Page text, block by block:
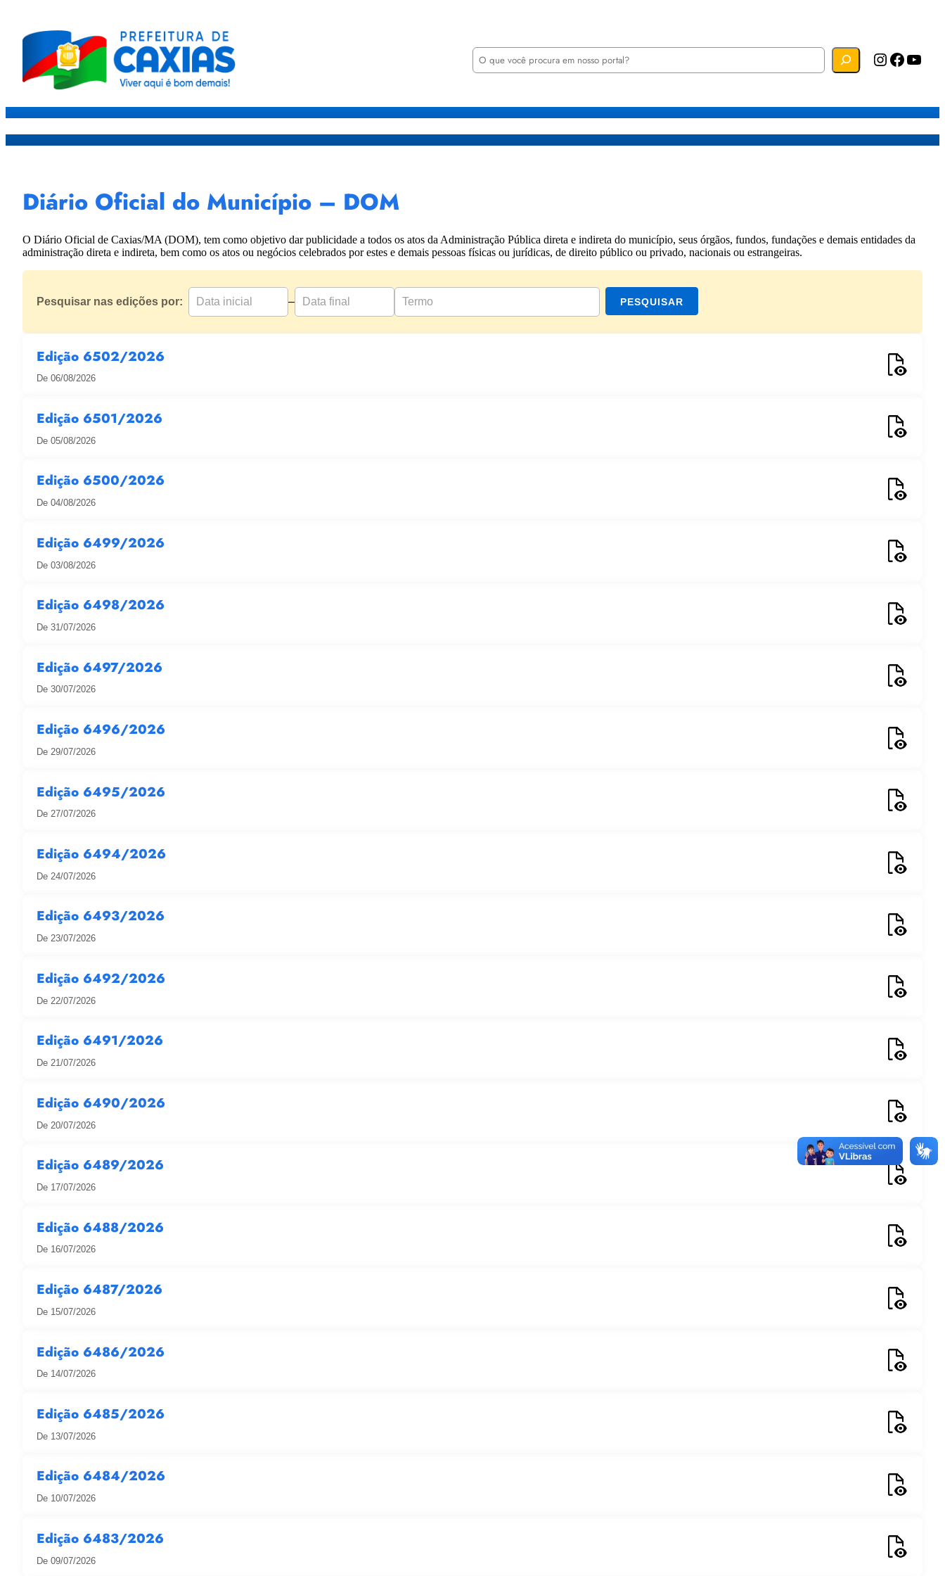
P
i
Instagram Facebook YouTube
Diário Oficial do Município – DOM
O Diário Oficial de Caxias/MA (DOM), tem como objetivo dar publicidade a todos os atos da Administração Pública direta e indireta do município, seus órgãos, fundos, fundações e demais entidades da
administração direta e indireta, bem como os atos ou negócios celebrados por estes e demais pessoas físicas ou jurídicas, de direito público ou privado, nacionais ou estrangeiras.
Pesquisar nas edições por: – PESQUISAR
Edição 6502/2026
De 06/08/2026
Edição 6501/2026
De 05/08/2026
Edição 6500/2026
De 04/08/2026
Edição 6499/2026
De 03/08/2026
Edição 6498/2026
De 31/07/2026
Edição 6497/2026
De 30/07/2026
Edição 6496/2026
De 29/07/2026
Edição 6495/2026
De 27/07/2026
Edição 6494/2026
De 24/07/2026
Edição 6493/2026
De 23/07/2026
Edição 6492/2026
De 22/07/2026
Edição 6491/2026
De 21/07/2026
Edição 6490/2026
De 20/07/2026
Edição 6489/2026
De 17/07/2026
Edição 6488/2026
De 16/07/2026
Edição 6487/2026
De 15/07/2026
Edição 6486/2026
De 14/07/2026
Edição 6485/2026
De 13/07/2026
Edição 6484/2026
De 10/07/2026
Edição 6483/2026
De 09/07/2026